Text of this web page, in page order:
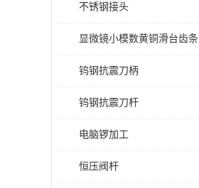
不锈钢接头
显微镜小模数黄铜滑台齿条
钨钢抗震刀柄
钨钢抗震刀杆
电脑锣加工
恒压阀杆